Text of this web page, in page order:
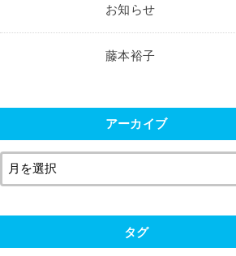
お知らせ
藤本裕子
アーカイブ
タグ